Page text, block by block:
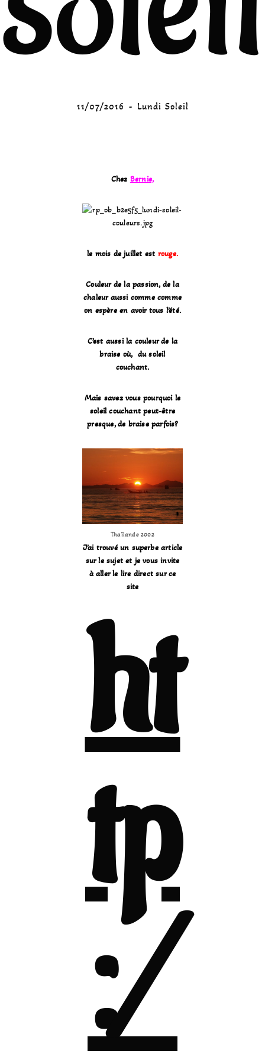
11/07/2016 Lundi Soleil
Chez Bernie,
le mois de juillet est rouge.
Couleur de la passion, de la
chaleur aussi comme comme
on espère en avoir tous l’été.
C’est aussi la couleur de la
braise où, du soleil
couchant.
Mais savez vous pourquoi le
soleil couchant peut-être
presque, de braise parfois?
Thaïlande 2002
J’ai trouvé un superbe article
sur le sujet et je vous invite
à aller le lire direct sur ce
site
ht
tp
:/